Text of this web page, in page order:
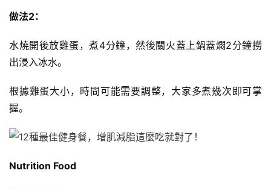
做法2：
水燒開後放雞蛋，煮4分鐘，然後關火蓋上鍋蓋燜2分鐘撈
出浸入冰水。
根據雞蛋大小，時間可能需要調整，大家多煮幾次即可掌
握。
Nutrition Food